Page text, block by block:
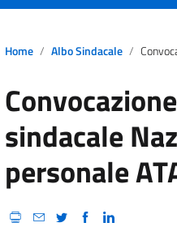
Home Albo Sindacale Convocazione
sindacale
personale